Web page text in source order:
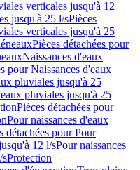
verticales jusqu'à 12
jusqu'à 25 l/sPièces
verticales jusqu'à 25
Pièces détachées pour
Naissances d'eaux
pour Naissances d'eaux
pluviales jusqu'à 25
pluviales jusqu'à 25
Pièces détachées pour
Pour naissances d'eaux
détachées pour Pour
12 l/sPour naissances
sProtection